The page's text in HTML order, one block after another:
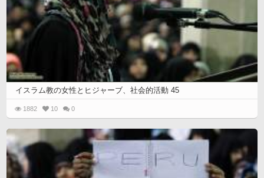
イスラム教の女性とヒジャーブ、社会的活動 45
1882 10 0